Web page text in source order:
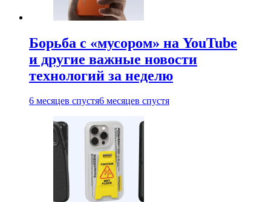
Борьба с «мусором» на YouTube
и другие важные новости
технологий за неделю
6 месяцев спустя6 месяцев спустя